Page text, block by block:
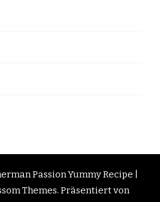
PassionYummy Recipe |
Themes. Präsentiert von